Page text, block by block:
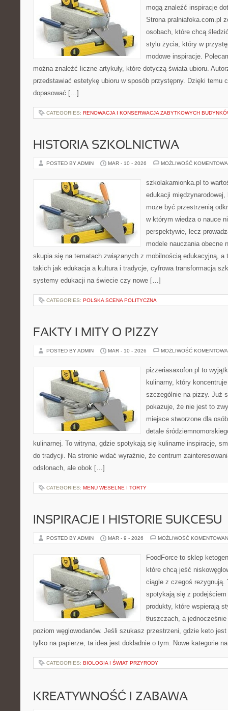
mogą znaleźć inspiracje
Strona pralniafoka.com.pl
osobach, które chcą
stylu życia, który w
modowe inspiracje.
można znaleźć liczne artykuły, które dotyczą świata ubioru.
przedstawiać estetykę ubioru w sposób przystępny. Dzięki temu
dopasować […]
CATEGORIES: RENOWACJA I KONSERWACJA ZABYTKOWYCH
HISTORIA SZKOLNICTWA
POSTED BY ADMIN MAR - 10 - 2026 MOŻLIWOŚĆ
szkolakamionka.pl to
edukacji
może być przestrzenią
w którym wiedza o nauce
perspektywie, lecz
modele nauczania obecne
skupia się na tematach związanych z mobilnością edukacyjną, a
takich jak edukacja a kultura i tradycje, cyfrowa transformacja
systemy edukacji na świecie czy nowe […]
CATEGORIES: POLSKA SCENA POLITYCZNA
FAKTY I MITY O PIZZY
POSTED BY ADMIN MAR - 10 - 2026 MOŻLIWOŚĆ
pizzeriasaxofon.pl to
kulinarny, który
szczególnie na pizzy. Już
pokazuje, że nie jest to
miejsce stworzone dla
detale
kulinarnej. To witryna, gdzie spotykają się kulinarne inspiracje,
do tradycji. Na stronie widać wyraźnie, że centrum
odsłonach, ale obok […]
CATEGORIES: MENU WESELNE I TORTY
INSPIRACJE I HISTORIE SUKCESU
POSTED BY ADMIN MAR - 9 - 2026 MOŻLIWOŚĆ
FoodForce to sklep
które chcą jeść
ciągle z czegoś
spotykają się z
produkty, które wspierają
tłuszczach, a
poziom węglowodanów. Jeśli szukasz przestrzeni, gdzie keto
tylko na papierze, ta idea jest dokładnie o tym. Nowe kategorie
CATEGORIES: BIOLOGIA I ŚWIAT PRZYRODY
KREATYWNOŚĆ I ZABAWA